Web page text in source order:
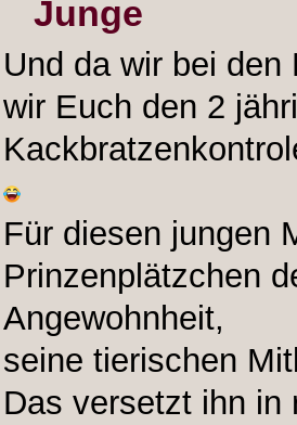
Junge
Und da wir bei
wir Euch den 2
Für diesen jungen
Prinzenplätzchen
Angewohnheit,
seine tierischen
Das versetzt ihn in